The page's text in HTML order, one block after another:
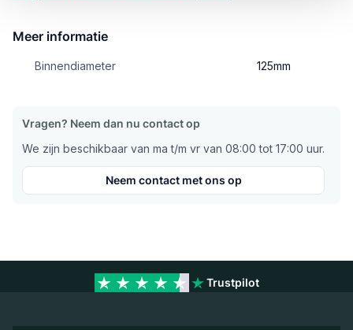
Meer informatie
Binnendiameter 125mm
Vragen? Neem dan nu contact op
We zijn beschikbaar van ma t/m vr van 08:00 tot 17:00 uur.
Neem contact met ons op
Trustpilot